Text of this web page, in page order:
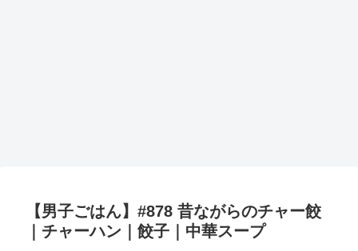
【男子ごはん】#878 昔ながらのチャー餃
｜チャーハン｜餃子｜中華スープ